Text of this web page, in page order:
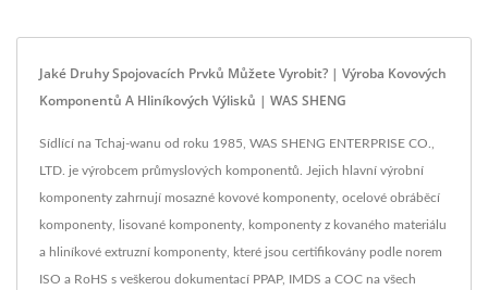
Jaké Druhy Spojovacích Prvků Můžete Vyrobit? | Výroba Kovových
Komponentů A Hliníkových Výlisků | WAS SHENG
Sídlící na Tchaj-wanu od roku 1985, WAS SHENG ENTERPRISE CO.,
LTD. je výrobcem průmyslových komponentů. Jejich hlavní výrobní
komponenty zahrnují mosazné kovové komponenty, ocelové obráběcí
komponenty, lisované komponenty, komponenty z kovaného materiálu
a hliníkové extruzní komponenty, které jsou certifikovány podle norem
ISO a RoHS s veškerou dokumentací PPAP, IMDS a COC na všech